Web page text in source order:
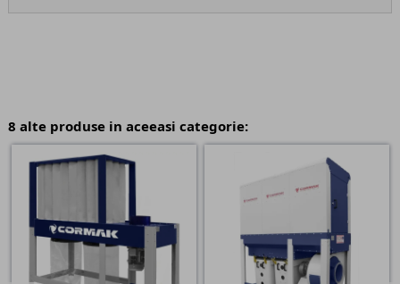
8 alte produse in aceeasi categorie: